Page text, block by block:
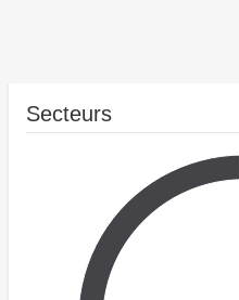
Secteurs